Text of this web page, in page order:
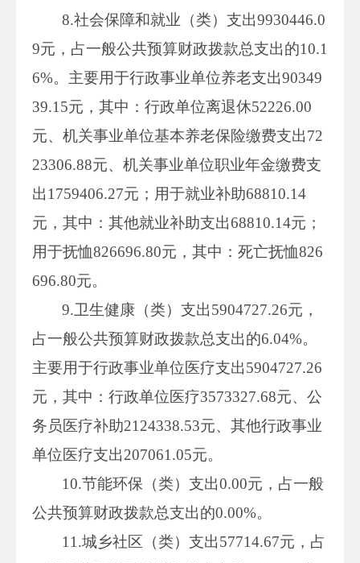
8.社会保障和就业（类）支出9930446.0
9元，占一般公共预算财政拨款总支出的10.1
6%。主要用于行政事业单位养老支出90349
39.15元，其中：行政单位离退休52226.00
元、机关事业单位基本养老保险缴费支出72
23306.88元、机关事业单位职业年金缴费支
出1759406.27元；用于就业补助68810.14
元，其中：其他就业补助支出68810.14元；
用于抚恤826696.80元，其中：死亡抚恤826
696.80元。
9.卫生健康（类）支出5904727.26元，
占一般公共预算财政拨款总支出的6.04%。
主要用于行政事业单位医疗支出5904727.26
元，其中：行政单位医疗3573327.68元、公
务员医疗补助2124338.53元、其他行政事业
单位医疗支出207061.05元。
10.节能环保（类）支出0.00元，占一般
公共预算财政拨款总支出的0.00%。
11.城乡社区（类）支出57714.67元，占